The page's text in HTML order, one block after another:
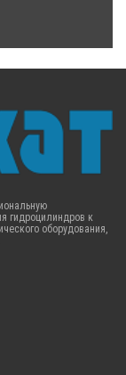
гидроцилиндров к
оборудования,